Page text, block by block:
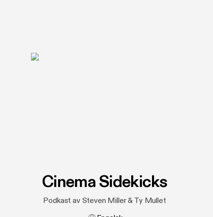
Cinema Sidekicks
Podkast av Steven Miller & Ty Mullet